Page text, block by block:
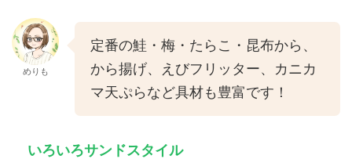
めりも
定番の鮭・梅・たらこ・昆布から、
から揚げ、えびフリッター、カニカ
マ天ぷらなど具材も豊富です！
いろいろサンドスタイル